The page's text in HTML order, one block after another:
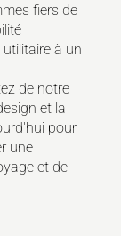
fiers de
à un
de notre
et la
pour
une
et de